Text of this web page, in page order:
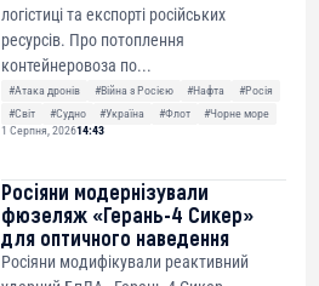
логістиці та експорті російських
ресурсів. Про потоплення
контейнеровоза по...
#Атака дронів #Війна з Росією #Нафта
#Росія
#Світ
#Судно #Україна #Флот
#Чорне море
1 Серпня, 202614:43
Росіяни модернізували
фюзеляж «Герань-4 Сикер»
для оптичного наведення
Росіяни модифікували реактивний